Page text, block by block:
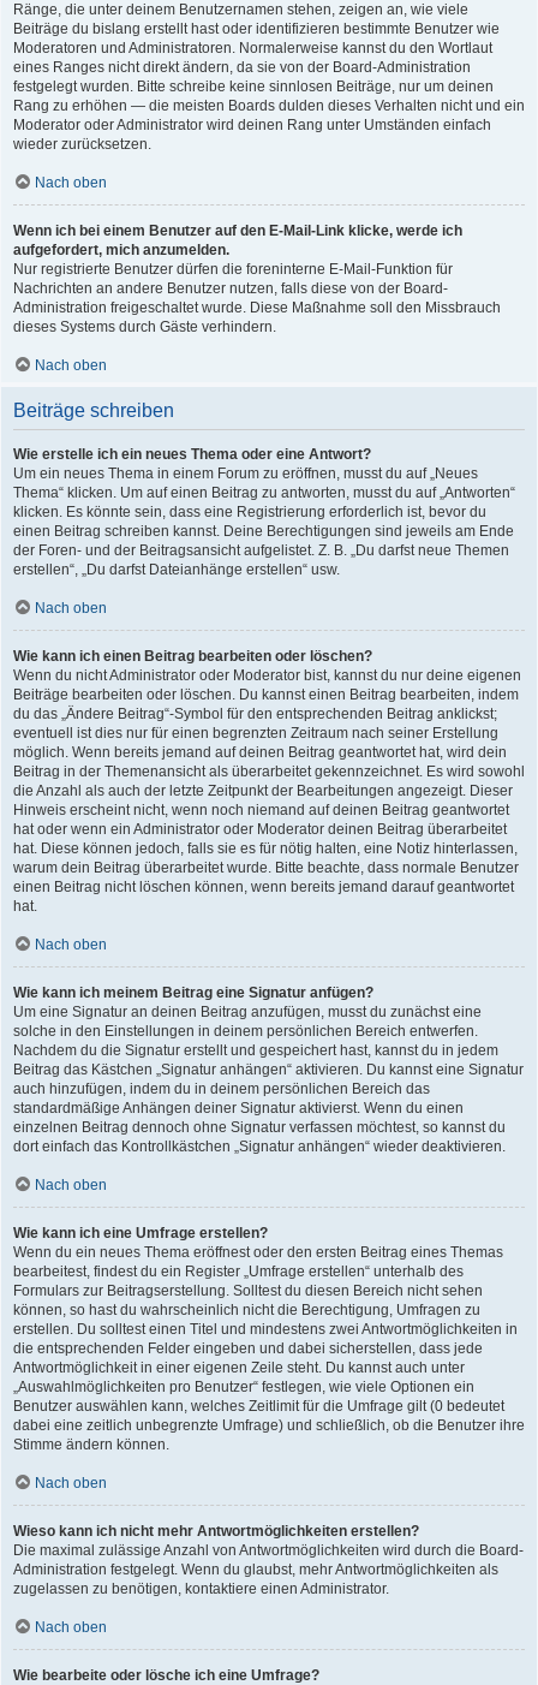
Ränge, die unter deinem Benutzernamen stehen, zeigen an, wie viele
Beiträge du bislang erstellt hast oder identifizieren bestimmte Benutzer wie
Moderatoren und Administratoren. Normalerweise kannst du den Wortlaut
eines Ranges nicht direkt ändern, da sie von der Board-Administration
festgelegt wurden. Bitte schreibe keine sinnlosen Beiträge, nur um deinen
Rang zu erhöhen — die meisten Boards dulden dieses Verhalten nicht und ein
Moderator oder Administrator wird deinen Rang unter Umständen einfach
wieder zurücksetzen.
Nach oben
Wenn ich bei einem Benutzer auf den E-Mail-Link klicke, werde ich
aufgefordert, mich anzumelden.
Nur registrierte Benutzer dürfen die foreninterne E-Mail-Funktion für
Nachrichten an andere Benutzer nutzen, falls diese von der Board-
Administration freigeschaltet wurde. Diese Maßnahme soll den Missbrauch
dieses Systems durch Gäste verhindern.
Nach oben
Beiträge schreiben
Wie erstelle ich ein neues Thema oder eine Antwort?
Um ein neues Thema in einem Forum zu eröffnen, musst du auf „Neues
Thema“ klicken. Um auf einen Beitrag zu antworten, musst du auf „Antworten“
klicken. Es könnte sein, dass eine Registrierung erforderlich ist, bevor du
einen Beitrag schreiben kannst. Deine Berechtigungen sind jeweils am Ende
der Foren- und der Beitragsansicht aufgelistet. Z. B. „Du darfst neue Themen
erstellen“, „Du darfst Dateianhänge erstellen“ usw.
Nach oben
Wie kann ich einen Beitrag bearbeiten oder löschen?
Wenn du nicht Administrator oder Moderator bist, kannst du nur deine eigenen
Beiträge bearbeiten oder löschen. Du kannst einen Beitrag bearbeiten, indem
du das „Ändere Beitrag“-Symbol für den entsprechenden Beitrag anklickst;
eventuell ist dies nur für einen begrenzten Zeitraum nach seiner Erstellung
möglich. Wenn bereits jemand auf deinen Beitrag geantwortet hat, wird dein
Beitrag in der Themenansicht als überarbeitet gekennzeichnet. Es wird sowohl
die Anzahl als auch der letzte Zeitpunkt der Bearbeitungen angezeigt. Dieser
Hinweis erscheint nicht, wenn noch niemand auf deinen Beitrag geantwortet
hat oder wenn ein Administrator oder Moderator deinen Beitrag überarbeitet
hat. Diese können jedoch, falls sie es für nötig halten, eine Notiz hinterlassen,
warum dein Beitrag überarbeitet wurde. Bitte beachte, dass normale Benutzer
einen Beitrag nicht löschen können, wenn bereits jemand darauf geantwortet
hat.
Nach oben
Wie kann ich meinem Beitrag eine Signatur anfügen?
Um eine Signatur an deinen Beitrag anzufügen, musst du zunächst eine
solche in den Einstellungen in deinem persönlichen Bereich entwerfen.
Nachdem du die Signatur erstellt und gespeichert hast, kannst du in jedem
Beitrag das Kästchen „Signatur anhängen“ aktivieren. Du kannst eine Signatur
auch hinzufügen, indem du in deinem persönlichen Bereich das
standardmäßige Anhängen deiner Signatur aktivierst. Wenn du einen
einzelnen Beitrag dennoch ohne Signatur verfassen möchtest, so kannst du
dort einfach das Kontrollkästchen „Signatur anhängen“ wieder deaktivieren.
Nach oben
Wie kann ich eine Umfrage erstellen?
Wenn du ein neues Thema eröffnest oder den ersten Beitrag eines Themas
bearbeitest, findest du ein Register „Umfrage erstellen“ unterhalb des
Formulars zur Beitragserstellung. Solltest du diesen Bereich nicht sehen
können, so hast du wahrscheinlich nicht die Berechtigung, Umfragen zu
erstellen. Du solltest einen Titel und mindestens zwei Antwortmöglichkeiten in
die entsprechenden Felder eingeben und dabei sicherstellen, dass jede
Antwortmöglichkeit in einer eigenen Zeile steht. Du kannst auch unter
„Auswahlmöglichkeiten pro Benutzer“ festlegen, wie viele Optionen ein
Benutzer auswählen kann, welches Zeitlimit für die Umfrage gilt (0 bedeutet
dabei eine zeitlich unbegrenzte Umfrage) und schließlich, ob die Benutzer ihre
Stimme ändern können.
Nach oben
Wieso kann ich nicht mehr Antwortmöglichkeiten erstellen?
Die maximal zulässige Anzahl von Antwortmöglichkeiten wird durch die Board-
Administration festgelegt. Wenn du glaubst, mehr Antwortmöglichkeiten als
zugelassen zu benötigen, kontaktiere einen Administrator.
Nach oben
Wie bearbeite oder lösche ich eine Umfrage?